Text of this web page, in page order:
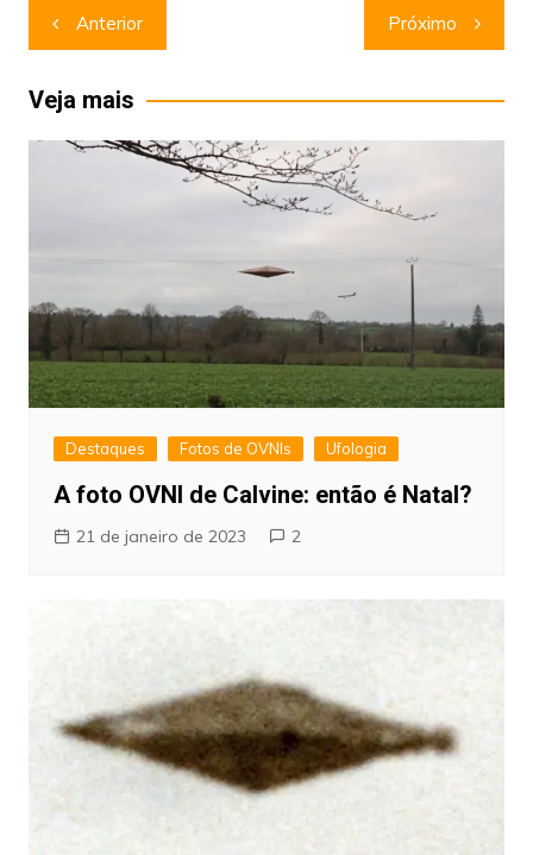
Navegação
de
Post
Anterior Próximo
Veja mais
Destaques Fotos de OVNIs Ufologia
A foto OVNI de Calvine: então é Natal?
21 de janeiro de 2023 2